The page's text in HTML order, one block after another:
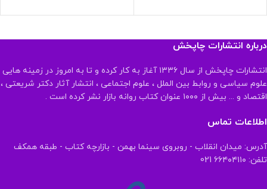
درباره انتشارات چاپخش
انتشارات چاپخش از سال ۱۳۳۶ آغاز به کار کرده و تا به امروز در زمینه هایی
علوم سیاسی و روابط بین الملل ، علوم اجتماعی ، انتشار آثار دکتر شریعتی ،
اقتصاد و ... بیش از ۱۰۰۰ عنوان کتاب روانه بازار نشر کرده است .
اطلاعات تماس
آدرس: میدان انقلاب - روبروی سینما بهمن - بازارچه کتاب - طبقه همکف
تلفن: ۶۶۴۰۴۱۱۰ 021